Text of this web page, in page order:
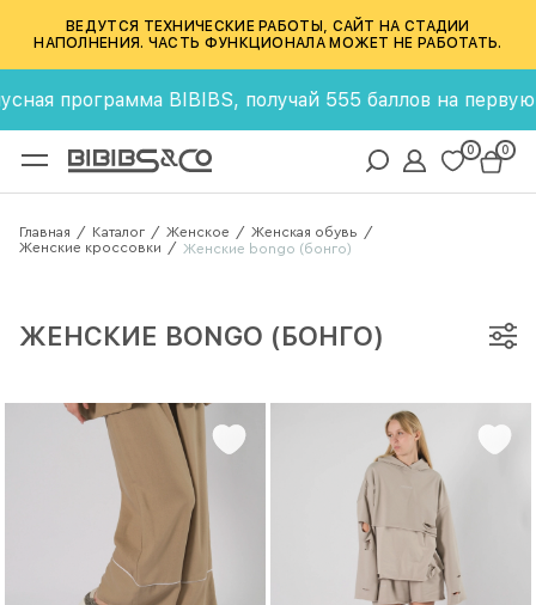
ВЕДУТСЯ ТЕХНИЧЕСКИЕ РАБОТЫ, САЙТ НА СТАДИИ
НАПОЛНЕНИЯ. ЧАСТЬ ФУНКЦИОНАЛА МОЖЕТ НЕ РАБОТАТЬ.
программа BIBIBS, получай 555 баллов на первую
0 0
Главная / Каталог / Женское / Женская обувь /
Женские кроссовки / Женские bongo (бонго)
ЖЕНСКИЕ BONGO (БОНГО)